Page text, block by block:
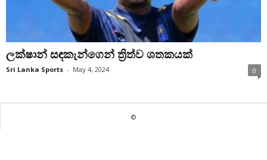
ලක්ෂාන් සඳකැන්ගෙන් ත්‍රිත්ව ශතකයක්
Sri Lanka Sports - May 4, 2024 0
©